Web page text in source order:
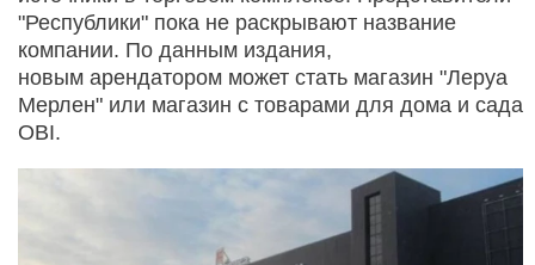
"Республики" пока не раскрывают название
компании. По данным издания,
новым арендатором может стать магазин "Леруа
Мерлен" или магазин с товарами для дома и сада
OBI.